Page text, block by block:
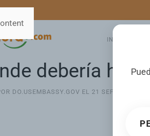
INICIO
debería
DO.USEMBASSY.GOV EL 21 SEPTIEMBRE